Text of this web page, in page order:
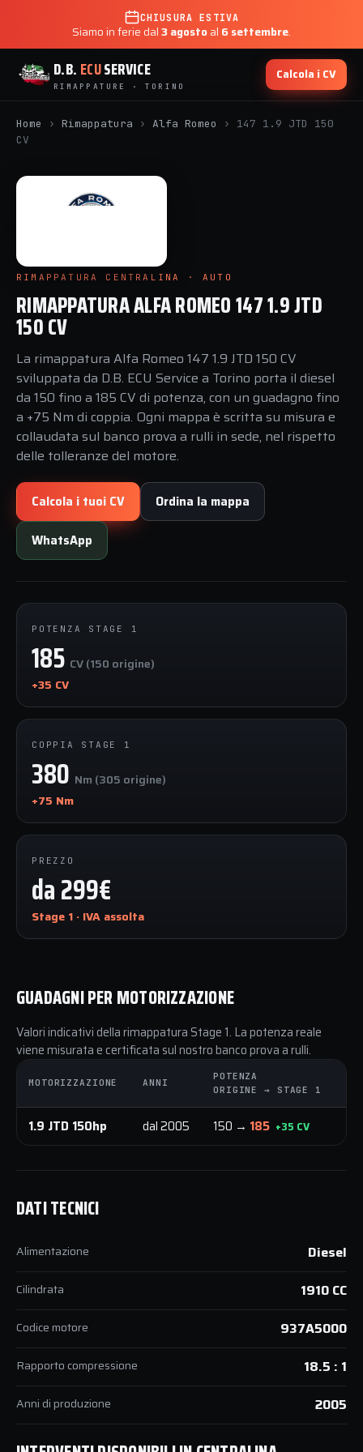
CHIUSURA ESTIVA
Siamo in ferie dal3 agostoal 6 settembre.
D.B. ECUSERVICE
RIMAPPATURE · TORINO
Calcola i CV
Home › Rimappatura › Alfa Romeo › 147 1.9 JTD 150
CV
RIMAPPATURA CENTRALINA · AUTO
RIMAPPATURA ALFA ROMEO 147 1.9 JTD
150 CV
La rimappatura Alfa Romeo 147 1.9 JTD 150 CV
sviluppata da D.B. ECU Service a Torino porta il diesel
da 150 fino a 185 CV di potenza, con un guadagno fino
a +75 Nm di coppia. Ogni mappa è scritta su misura e
collaudata sul banco prova a rulli in sede, nel rispetto
delle tolleranze del motore.
Calcola i tuoi CV Ordina la mappa
WhatsApp
POTENZA STAGE 1
185 CV (150 origine)
+35 CV
COPPIA STAGE 1
380 Nm (305 origine)
+75 Nm
PREZZO
da 299€
Stage 1 · IVA assolta
GUADAGNI PER MOTORIZZAZIONE
Valori indicativi della rimappatura Stage 1. La potenza reale
viene misurata e certificata sul nostro banco prova a rulli.
MOTORIZZAZIONE ANNI
POTENZA
ORIGINE → STAGE 1
1.9 JTD 150hp dal 2005 150 → 185 +35 CV
DATI TECNICI
Alimentazione Diesel
Cilindrata 1910 CC
Codice motore 937A5000
Rapporto compressione 18.5 : 1
Anni di produzione 2005